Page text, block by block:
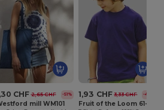
CHF 2,65 CHF -51%
mill WM101
1,93 CHF 3,33 CHF -42%